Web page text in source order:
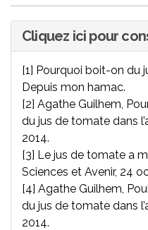
Cliquez ici pour
[1] Pourquoi boit-on du
Depuis mon hamac.
[2] Agathe Guilhem,
du jus de tomate dans
2014.
[3] Le jus de tomate a
Sciences et Avenir, 24
[4] Agathe Guilhem,
du jus de tomate dans
2014.